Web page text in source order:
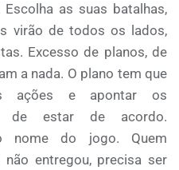
as suas batalhas,
virão de todos os lados,
Excesso de planos, de
a nada. O plano tem que
ações e apontar os
de estar de acordo.
nome do jogo. Quem
entregou, precisa ser